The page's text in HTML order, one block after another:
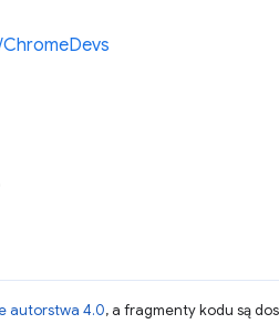
autorstwa 4.0, a fragmenty kodu są